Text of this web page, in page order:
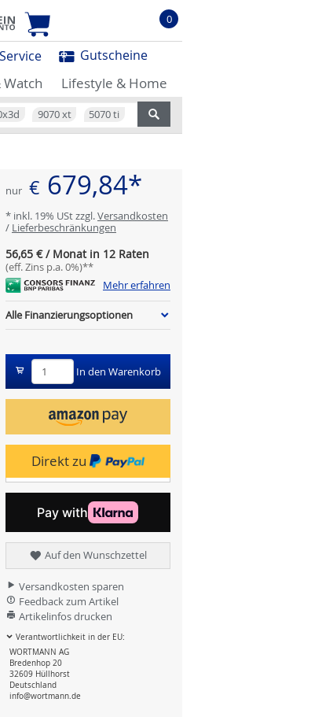
0
Service Gutscheine
Lifestyle & Home
9070 xt 5070 ti
nur € 679,84*
* inkl. 19% USt zzgl.Versandkosten
/ Lieferbeschränkungen
56,65 € / Monat in 12 Raten
(eff. Zins p.a. 0%)**
Mehr erfahren
Alle Finanzierungsoptionen
In den Warenkorb
Direkt zu
Auf den Wunschzettel
Versandkosten sparen
Feedback zum Artikel
Artikelinfos drucken
Verantwortlichkeit in der EU:
WORTMANN AG
Bredenhop 20
32609 Hüllhorst
Deutschland
info@wortmann.de